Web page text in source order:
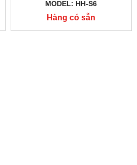
MODEL: HH-S6
Hàng có sẵn